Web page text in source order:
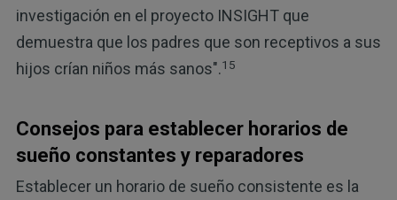
investigación en el proyecto INSIGHT que
demuestra que los padres que son receptivos a sus
hijos crían niños más sanos".15
Consejos para establecer horarios de
sueño constantes y reparadores
Establecer un horario de sueño consistente es la